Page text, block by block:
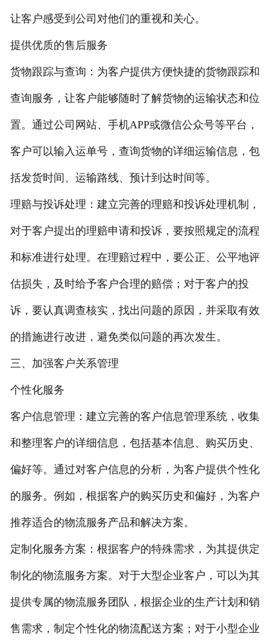
让客户感受到公司对他们的重视和关心。
提供优质的售后服务
货物跟踪与查询：为客户提供方便快捷的货物跟踪和
查询服务，让客户能够随时了解货物的运输状态和位
置。通过公司网站、手机APP或微信公众号等平台，
客户可以输入运单号，查询货物的详细运输信息，包
括发货时间、运输路线、预计到达时间等。
理赔与投诉处理：建立完善的理赔和投诉处理机制，
对于客户提出的理赔申请和投诉，要按照规定的流程
和标准进行处理。在理赔过程中，要公正、公平地评
估损失，及时给予客户合理的赔偿；对于客户的投
诉，要认真调查核实，找出问题的原因，并采取有效
的措施进行改进，避免类似问题的再次发生。
三、加强客户关系管理
个性化服务
客户信息管理：建立完善的客户信息管理系统，收集
和整理客户的详细信息，包括基本信息、购买历史、
偏好等。通过对客户信息的分析，为客户提供个性化
的服务。例如，根据客户的购买历史和偏好，为客户
推荐适合的物流服务产品和解决方案。
定制化服务方案：根据客户的特殊需求，为其提供定
制化的物流服务方案。对于大型企业客户，可以为其
提供专属的物流服务团队，根据企业的生产计划和销
售需求，制定个性化的物流配送方案；对于小型企业